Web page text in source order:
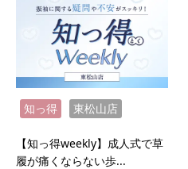
知っ得 東松山店
【知っ得weekly】成人式で草
履が痛くならない歩...